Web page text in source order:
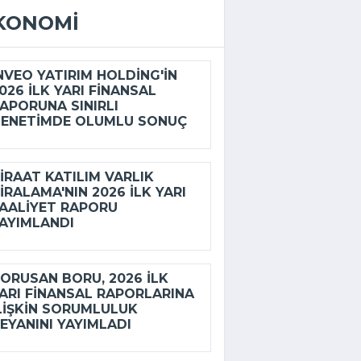
YATIRIM HOLDING'IN
ILK YARI FINANSAL
SINIRLI
OLUMLU SONUÇ
KATILIM VARLIK
2026 ILK YARI
RAPORU
BORU, 2026 ILK
FINANSAL RAPORLARINA
SORUMLULUK
YAYIMLADI